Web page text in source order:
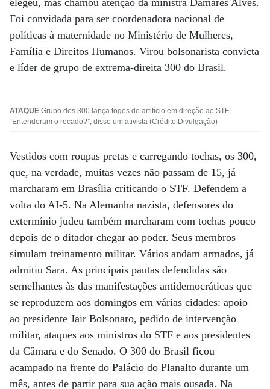
elegeu, mas chamou atenção da ministra Damares Alves.
Foi convidada para ser coordenadora nacional de
políticas à maternidade no Ministério de Mulheres,
Família e Direitos Humanos. Virou bolsonarista convicta
e líder de grupo de extrema-direita 300 do Brasil.
ATAQUE Grupo dos 300 lança fogos de artifício em direção ao STF.
“Entenderam o recado?”, disse um ativista (Crédito:Divulgação)
Vestidos com roupas pretas e carregando tochas, os 300,
que, na verdade, muitas vezes não passam de 15, já
marcharam em Brasília criticando o STF. Defendem a
volta do AI-5. Na Alemanha nazista, defensores do
extermínio judeu também marcharam com tochas pouco
depois de o ditador chegar ao poder. Seus membros
simulam treinamento militar. Vários andam armados, já
admitiu Sara. As principais pautas defendidas são
semelhantes às das manifestações antidemocráticas que
se reproduzem aos domingos em várias cidades: apoio
ao presidente Jair Bolsonaro, pedido de intervenção
militar, ataques aos ministros do STF e aos presidentes
da Câmara e do Senado. O 300 do Brasil ficou
acampado na frente do Palácio do Planalto durante um
mês, antes de partir para sua ação mais ousada. Na